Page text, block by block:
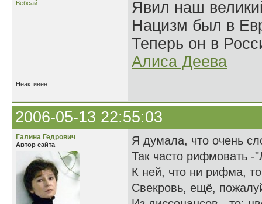
Вебсайт
Явил наш
Нацизм был в
Теперь он в
Алиса Деева
Неактивен
2006-05-13 22:55:03
Галина Гедрович
Автор сайта
Я думала, что очень
Так часто рифмовать -
К ней, что ни рифма,
Свекровь, ещё,